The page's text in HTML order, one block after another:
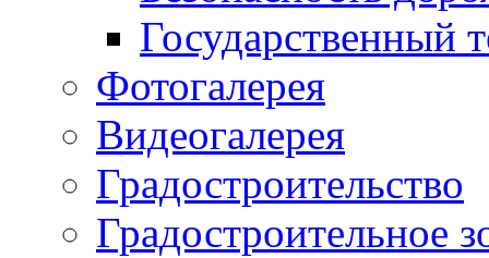
Государственный
Фотогалерея
Видеогалерея
Градостроительство
Градостроительное